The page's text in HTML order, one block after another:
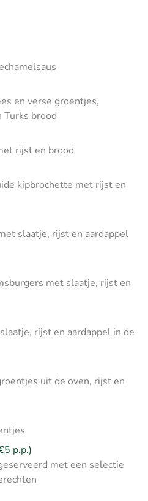
en verse groentjes,
brood
rijst en brood
kipbrochette met rijst en
slaatje, rijst en aardappel
met slaatje, rijst en
rijst en aardappel in de
uit de oven, rijst en
p.p.)
met een selectie